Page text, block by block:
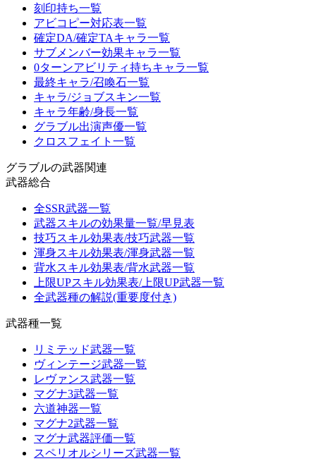
刻印持ち一覧
アビコピー対応表一覧
確定DA/確定TAキャラ一覧
サブメンバー効果キャラ一覧
0ターンアビリティ持ちキャラ一覧
最終キャラ/召喚石一覧
キャラ/ジョブスキン一覧
キャラ年齢/身長一覧
グラブル出演声優一覧
クロスフェイト一覧
グラブルの武器関連
武器総合
全SSR武器一覧
武器スキルの効果量一覧/早見表
技巧スキル効果表/技巧武器一覧
渾身スキル効果表/渾身武器一覧
背水スキル効果表/背水武器一覧
上限UPスキル効果表/上限UP武器一覧
全武器種の解説(重要度付き)
武器種一覧
リミテッド武器一覧
ヴィンテージ武器一覧
レヴァンス武器一覧
マグナ3武器一覧
六道神器一覧
マグナ2武器一覧
マグナ武器評価一覧
スペリオルシリーズ武器一覧